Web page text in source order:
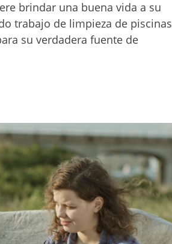
brindar una buena vida a su
trabajo de limpieza de piscinas
su verdadera fuente de